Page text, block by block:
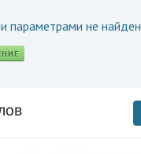
параметрами не найден